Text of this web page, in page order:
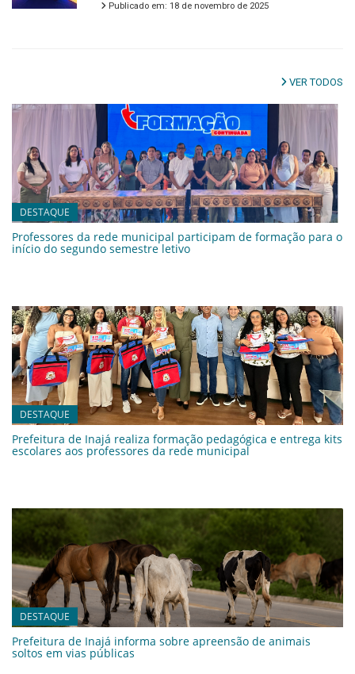
Publicado em: 18 de novembro de 2025
VER TODOS
DESTAQUE
Professores da rede municipal participam de formação para o
início do segundo semestre letivo
DESTAQUE
Prefeitura de Inajá realiza formação pedagógica e entrega kits
escolares aos professores da rede municipal
DESTAQUE
Prefeitura de Inajá informa sobre apreensão de animais
soltos em vias públicas